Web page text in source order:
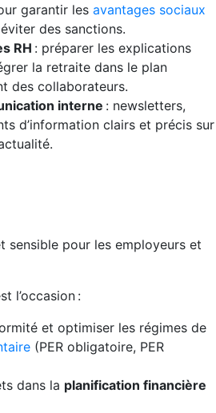
garantir les avantages sociaux
des sanctions.
RH : préparer les explications
la retraite dans le plan
des collaborateurs.
interne : newsletters,
d’information clairs et précis sur
sensible pour les employeurs et
l’occasion :
et optimiser les régimes de
(PER obligatoire, PER
dans la planification financière